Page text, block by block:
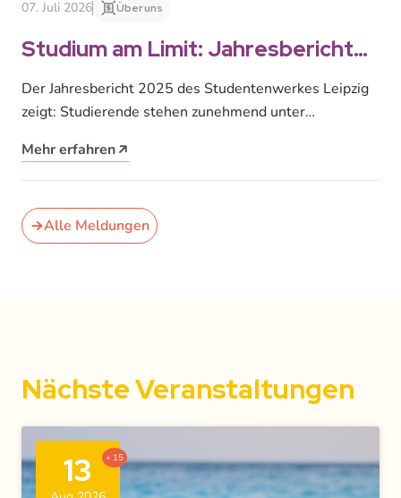
07. Juli 2026 Über uns
Studium am Limit: Jahresbericht
zeigt Studierende unter enormem
wirtschaftlichen und mentalen
Der Jahresbericht 2025 des Studentenwerkes Leipzig
zeigt: Studierende stehen zunehmend unter
leicht gesunkenen Studierendenzahl…
Mehr erfahren
Alle Meldungen
Nächste Veranstaltungen
13 + 15